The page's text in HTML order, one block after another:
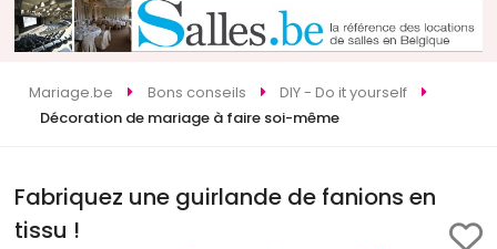
Mariage.be Bons conseils
DIY - Do it yourself
Décoration de mariage à faire soi-même
Fabriquez une guirlande de fanions en
tissu !